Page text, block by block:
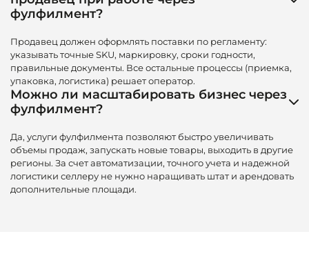
фулфилмент?
Продавец должен оформлять поставки по регламенту:
указывать точные SKU, маркировку, сроки годности,
правильные документы. Все остальные процессы (приемка,
упаковка, логистика) решает оператор.
Можно ли масштабировать бизнес через
фулфилмент?
Да, услуги фулфилмента позволяют быстро увеличивать
объемы продаж, запускать новые товары, выходить в другие
регионы. За счет автоматизации, точного учета и надежной
логистики селлеру не нужно наращивать штат и арендовать
дополнительные площади.